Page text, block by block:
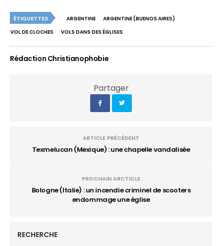
ÉTIQUETTES ARGENTINE
ARGENTINE (BUENOS AIRES)
VOL DE CLOCHES
VOLS DANS DES ÉGLISES
Rédaction Christianophobie
Partager
ARTICLE PRÉCÉDENT
Texmelucan (Mexique) : une chapelle vandalisée
PROCHAIN ARCTICLE
Bologne (Italie) : un incendie criminel de scooters
endommage une église
RECHERCHE